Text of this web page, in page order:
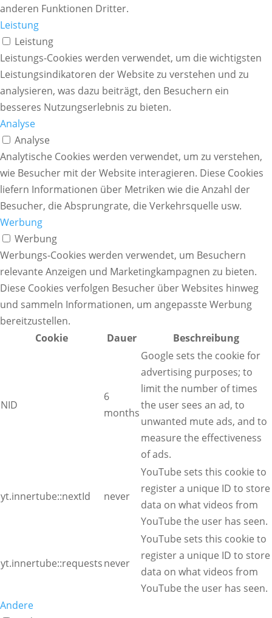
anderen Funktionen Dritter.
Leistung
Leistung
Leistungs-Cookies werden verwendet, um die wichtigsten
Leistungsindikatoren der Website zu verstehen und zu
analysieren, was dazu beiträgt, den Besuchern ein
besseres Nutzungserlebnis zu bieten.
Analyse
Analyse
Analytische Cookies werden verwendet, um zu verstehen,
wie Besucher mit der Website interagieren. Diese Cookies
liefern Informationen über Metriken wie die Anzahl der
Besucher, die Absprungrate, die Verkehrsquelle usw.
Werbung
Werbung
Werbungs-Cookies werden verwendet, um Besuchern
relevante Anzeigen und Marketingkampagnen zu bieten.
Diese Cookies verfolgen Besucher über Websites hinweg
und sammeln Informationen, um angepasste Werbung
bereitzustellen.
Cookie
Dauer Beschreibung
NID
6
months
Google sets the cookie for
advertising purposes; to
limit the number of times
the user sees an ad, to
unwanted mute ads, and to
measure the effectiveness
of ads.
yt.innertube::nextId never
YouTube sets this cookie to
register a unique ID to store
data on what videos from
YouTube the user has seen.
yt.innertube::requestsnever
YouTube sets this cookie to
register a unique ID to store
data on what videos from
YouTube the user has seen.
Andere